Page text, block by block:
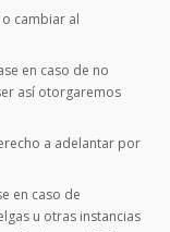
cambiar al
en caso de no
así otorgaremos
a adelantar por
en caso de
u otras instancias